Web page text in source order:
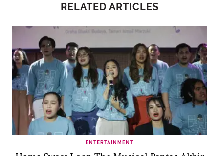
RELATED ARTICLES
ENTERTAINMENT